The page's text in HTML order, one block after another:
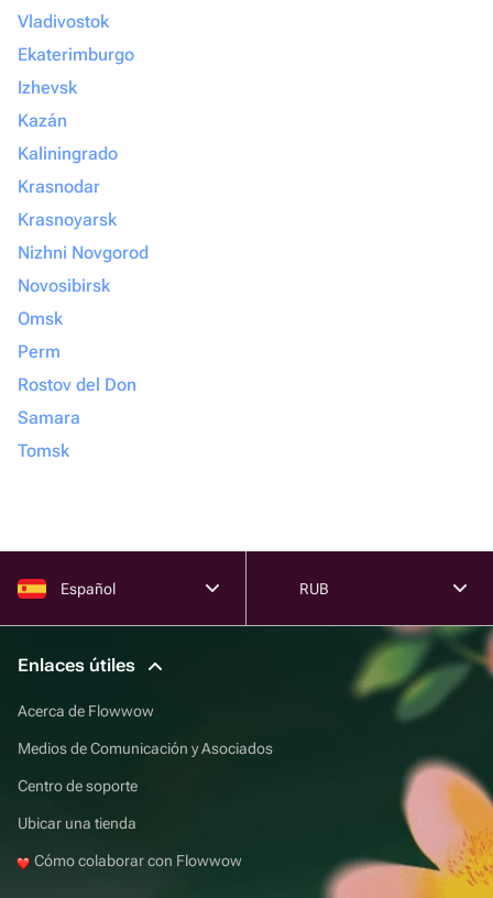
Vladivostok
Ekaterimburgo
Izhevsk
Kazán
Kaliningrado
Krasnodar
Krasnoyarsk
Nizhni Novgorod
Novosibirsk
Omsk
Perm
Rostov del Don
Samara
Tomsk
Español RUB
Enlaces útiles
Acerca de Flowwow
Medios de Comunicación y Asociados
Centro de soporte
Ubicar una tienda
Cómo colaborar con Flowwow